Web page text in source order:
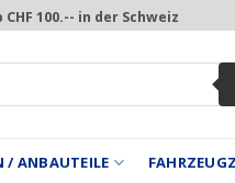
100.-- in der Schweiz
/ ANBAUTEILE